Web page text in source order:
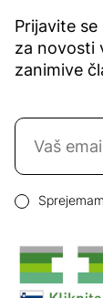
Prijavite
za novosti
zanimive
Naročite se
PogojiSprejemam